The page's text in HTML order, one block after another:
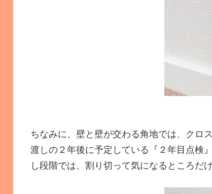
ちなみに、壁と壁が交わる角地では、クロ
渡しの２年後に予定している『２年目点検
し段階では、割り切って気になるところだ